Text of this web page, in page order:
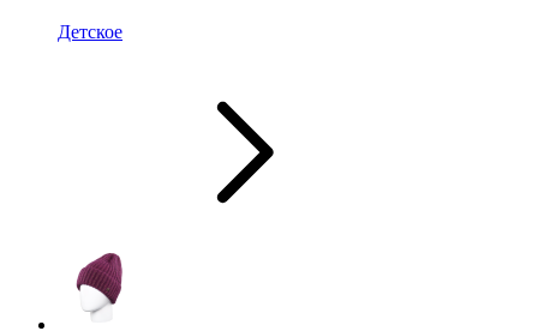
Детское